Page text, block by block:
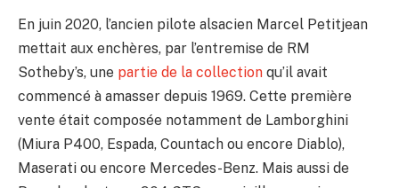
En juin 2020, l’ancien pilote alsacien Marcel Petitjean
mettait aux enchères, par l’entremise de RM
Sotheby’s, une partie de la collection qu’il avait
commencé à amasser depuis 1969. Cette première
vente était composée notamment de Lamborghini
(Miura P400, Espada, Countach ou encore Diablo),
Maserati ou encore Mercedes-Benz. Mais aussi de